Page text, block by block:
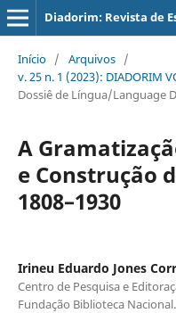
Diadorim: Revista de
Início / Arquivos /
v. 25 n. 1 (2023): DIADORIM
Dossiê de Língua/Language
A
e Construção
1808–1930
Irineu Eduardo Jones
Centro de Pesquisa e
Fundação Biblioteca